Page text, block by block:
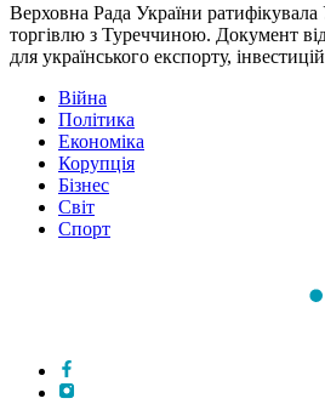
Верховна Рада України
торгівлю з Туреччиною. Документ
для українського експорту,
Війна
Політика
Економіка
Корупція
Бізнес
Світ
Спорт